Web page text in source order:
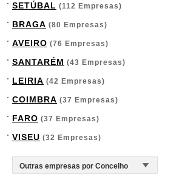
SETÚBAL (112 Empresas)
BRAGA (80 Empresas)
AVEIRO (76 Empresas)
SANTARÉM (43 Empresas)
LEIRIA (42 Empresas)
COIMBRA (37 Empresas)
FARO (37 Empresas)
VISEU (32 Empresas)